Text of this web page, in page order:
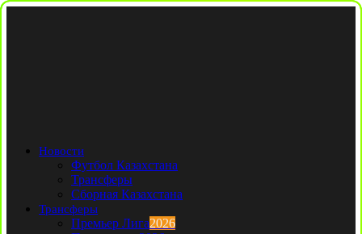
Новости
Футбол Казахстана
Трансферы
Сборная Казахстана
Трансферы
Премьер Лига2026